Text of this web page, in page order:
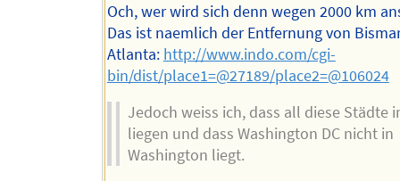
Och, wer wird sich denn wegen 2000 km
Das ist naemlich der Entfernung von
Atlanta: http://www.indo.com/cgi-
bin/dist/place1=@27189/place2=@106024
Jedoch weiss ich, dass all diese Städte
liegen und dass Washington DC nicht in
Washington liegt.